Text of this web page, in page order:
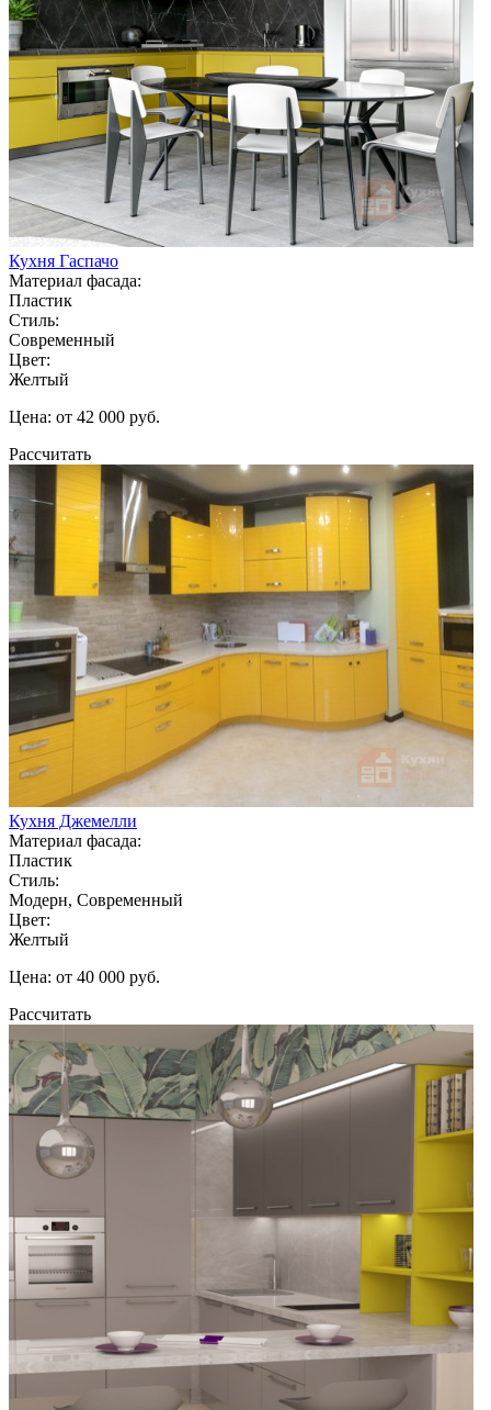
Кухня Гаспачо
Материал фасада:
Пластик
Стиль:
Современный
Цвет:
Желтый
Цена: от 42 000 руб.
Рассчитать
Кухня Джемелли
Материал фасада:
Пластик
Стиль:
Модерн, Современный
Цвет:
Желтый
Цена: от 40 000 руб.
Рассчитать